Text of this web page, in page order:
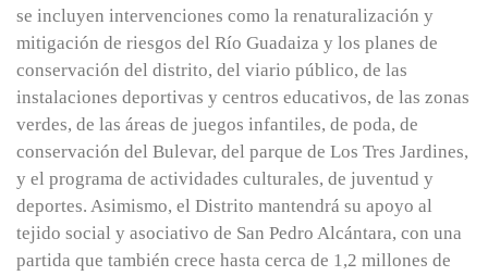
se incluyen intervenciones como la renaturalización y
mitigación de riesgos del Río Guadaiza y los planes de
conservación del distrito, del viario público, de las
instalaciones deportivas y centros educativos, de las zonas
verdes, de las áreas de juegos infantiles, de poda, de
conservación del Bulevar, del parque de Los Tres Jardines,
y el programa de actividades culturales, de juventud y
deportes. Asimismo, el Distrito mantendrá su apoyo al
tejido social y asociativo de San Pedro Alcántara, con una
partida que también crece hasta cerca de 1,2 millones de